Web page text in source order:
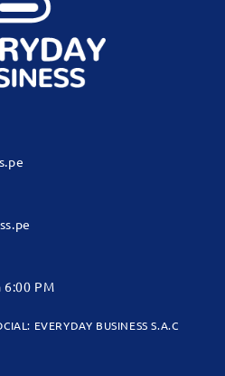
6:00 PM
EVERYDAY BUSINESS S.A.C